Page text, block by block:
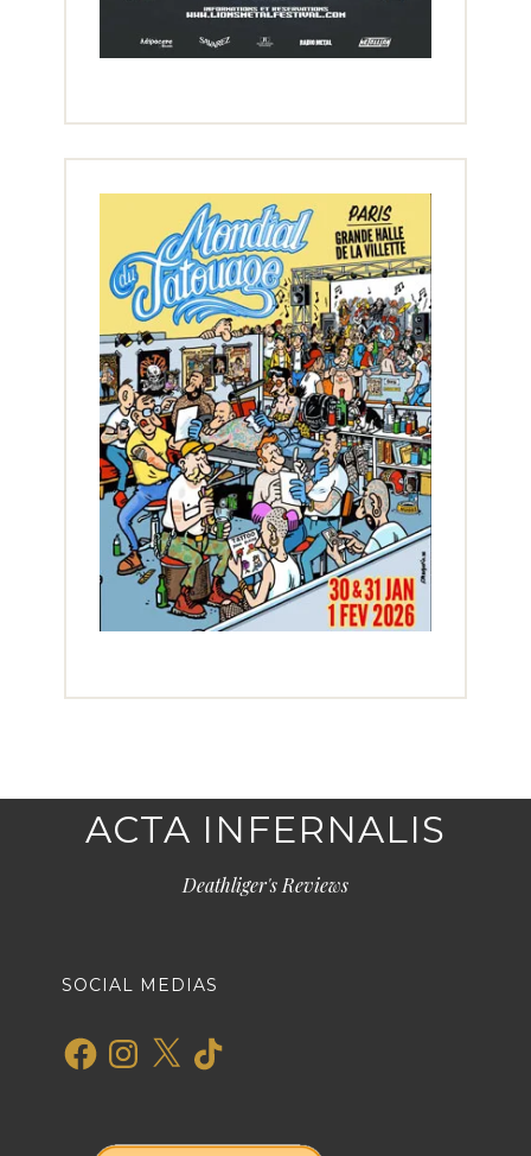
ACTA INFERNALIS
Deathliger's Reviews
SOCIAL MEDIAS
FacebookInstagram
X TikTok